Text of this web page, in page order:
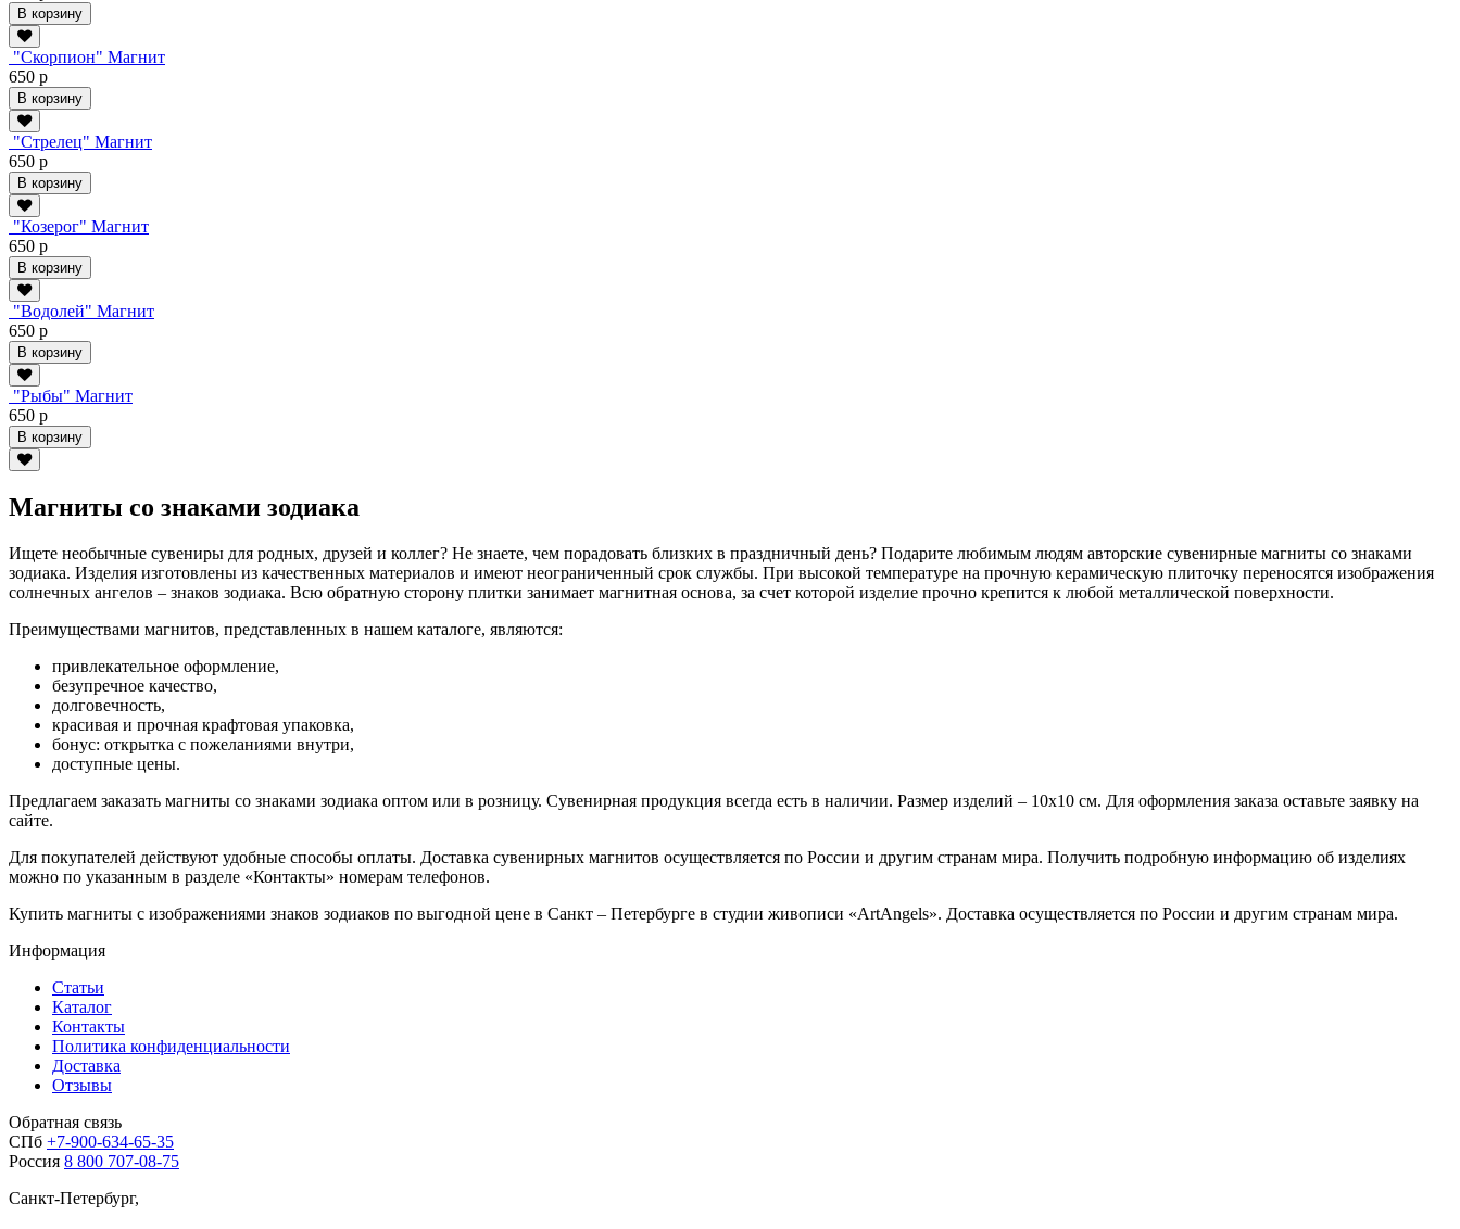
В корзину
"Скорпион" Магнит
650 р
В корзину
"Стрелец" Магнит
650 р
В корзину
"Козерог" Магнит
650 р
В корзину
"Водолей" Магнит
650 р
В корзину
"Рыбы" Магнит
650 р
В корзину
Магниты со знаками зодиака
Ищете необычные сувениры для родных, друзей и коллег? Не знаете, чем порадовать близких в праздничный день? Подарите любимым людям авторские сувенирные магниты со знаками
зодиака. Изделия изготовлены из качественных материалов и имеют неограниченный срок службы. При высокой температуре на прочную керамическую плиточку переносятся изображения
солнечных ангелов – знаков зодиака. Всю обратную сторону плитки занимает магнитная основа, за счет которой изделие прочно крепится к любой металлической поверхности.
Преимуществами магнитов, представленных в нашем каталоге, являются:
привлекательное оформление,
безупречное качество,
долговечность,
красивая и прочная крафтовая упаковка,
бонус: открытка с пожеланиями внутри,
доступные цены.
Предлагаем заказать магниты со знаками зодиака оптом или в розницу. Сувенирная продукция всегда есть в наличии. Размер изделий – 10х10 см. Для оформления заказа оставьте заявку на
сайте.
Для покупателей действуют удобные способы оплаты. Доставка сувенирных магнитов осуществляется по России и другим странам мира. Получить подробную информацию об изделиях
можно по указанным в разделе «Контакты» номерам телефонов.
Купить магниты с изображениями знаков зодиаков по выгодной цене в Санкт – Петербурге в студии живописи «ArtAngels». Доставка осуществляется по России и другим странам мира.
Информация
Статьи
Каталог
Контакты
Политика конфиденциальности
Доставка
Отзывы
Обратная связь
СПб +7-900-634-65-35
Россия 8 800 707-08-75
Санкт-Петербург,